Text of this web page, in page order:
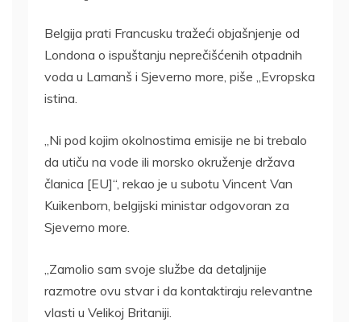
Belgija prati Francusku tražeći objašnjenje od
Londona o ispuštanju neprečišćenih otpadnih
voda u Lamanš i Sjeverno more, piše „Evropska
istina.
„Ni pod kojim okolnostima emisije ne bi trebalo
da utiču na vode ili morsko okruženje država
članica [EU]“, rekao je u subotu Vincent Van
Kuikenborn, belgijski ministar odgovoran za
Sjeverno more.
„Zamolio sam svoje službe da detaljnije
razmotre ovu stvar i da kontaktiraju relevantne
vlasti u Velikoj Britaniji.